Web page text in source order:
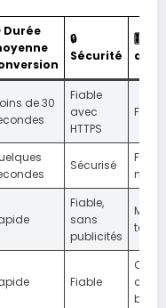
🔒
Sécurité
🎚
de 30
Fiable
avec
HTTPS
Sécurisé
Fiable,
sans
publicités
Multi-
Fiable
batch